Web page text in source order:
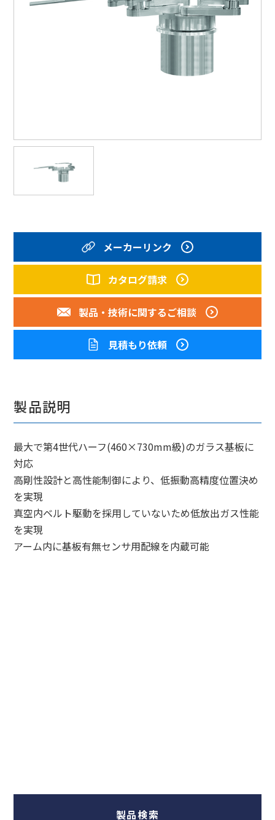
メーカーリンク
カタログ請求
製品・技術に関するご相談
見積もり依頼
製品説明
最大で第4世代ハーフ(460×730mm級)のガラス基板に
対応
高剛性設計と高性能制御により、低振動高精度位置決め
を実現
真空内ベルト駆動を採用していないため低放出ガス性能
を実現
アーム内に基板有無センサ用配線を内蔵可能
製品検索